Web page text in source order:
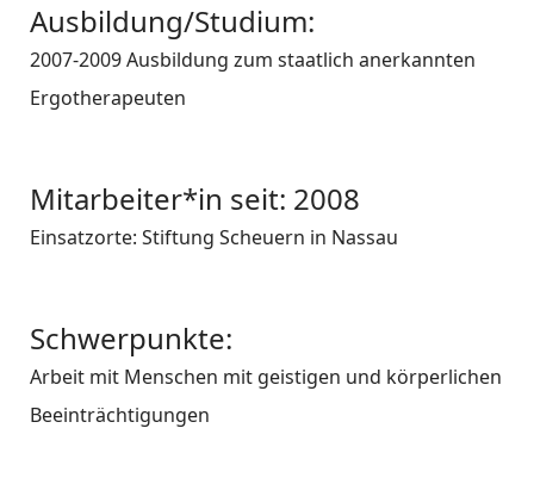
Ausbildung/Studium:
2007-2009 Ausbildung zum staatlich anerkannten
Ergotherapeuten
Mitarbeiter*in seit: 2008
Einsatzorte: Stiftung Scheuern in Nassau
Schwerpunkte:
Arbeit mit Menschen mit geistigen und körperlichen
Beeinträchtigungen